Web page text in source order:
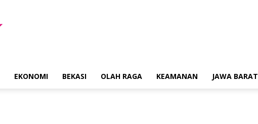
EKONOMI BEKASI OLAH RAGA KEAMANAN JAWA BARAT